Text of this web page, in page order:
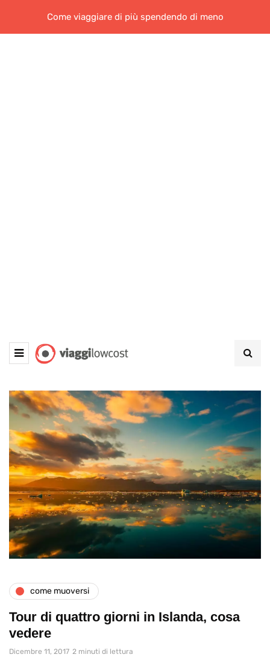
Come viaggiare di più spendendo di meno
come muoversi
Tour di quattro giorni in Islanda, cosa
vedere
Dicembre 11, 2017 2 minuti di lettura